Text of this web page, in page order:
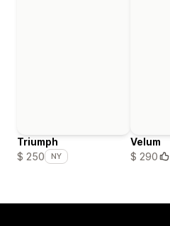
Triumph
$ 250
NY
Velum
$ 290